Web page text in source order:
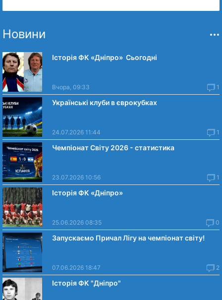
Новини
Історія ФК «Дніпро» Сьогодні
Вчора, 09:33 1
Українські клуби в єврокубках
24.07.2026 11:44 1
Чемпіонат Світу 2026 - статистика
23.07.2026 10:56 1
Історія ФК «Дніпро»
25.06.2026 08:35 0
Запускаємо Причал Лігу на чемпіонат світу!
07.06.2026 18:47 2
Історія ФК "Дніпро"